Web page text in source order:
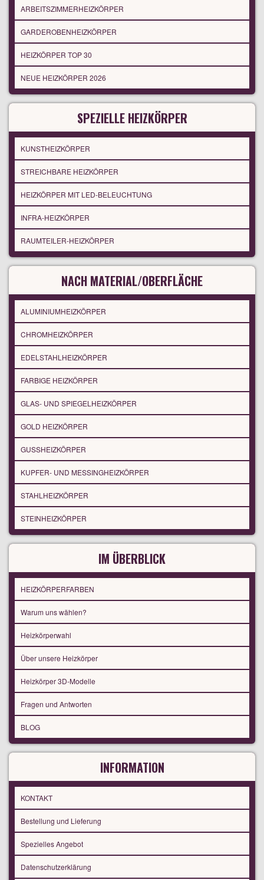
ARBEITSZIMMERHEIZKÖRPER
GARDEROBENHEIZKÖRPER
HEIZKÖRPER TOP 30
NEUE HEIZKÖRPER 2026
SPEZIELLE HEIZKÖRPER
KUNSTHEIZKÖRPER
STREICHBARE HEIZKÖRPER
HEIZKÖRPER MIT LED-BELEUCHTUNG
INFRA-HEIZKÖRPER
RAUMTEILER-HEIZKÖRPER
NACH MATERIAL/OBERFLÄCHE
ALUMINIUMHEIZKÖRPER
CHROMHEIZKÖRPER
EDELSTAHLHEIZKÖRPER
FARBIGE HEIZKÖRPER
GLAS- UND SPIEGELHEIZKÖRPER
GOLD HEIZKÖRPER
GUSSHEIZKÖRPER
KUPFER- UND MESSINGHEIZKÖRPER
STAHLHEIZKÖRPER
STEINHEIZKÖRPER
IM ÜBERBLICK
HEIZKÖRPERFARBEN
Warum uns wählen?
Heizkörperwahl
Über unsere Heizkörper
Heizkörper 3D-Modelle
Fragen und Antworten
BLOG
INFORMATION
KONTAKT
Bestellung und Lieferung
Spezielles Angebot
Datenschutzerklärung